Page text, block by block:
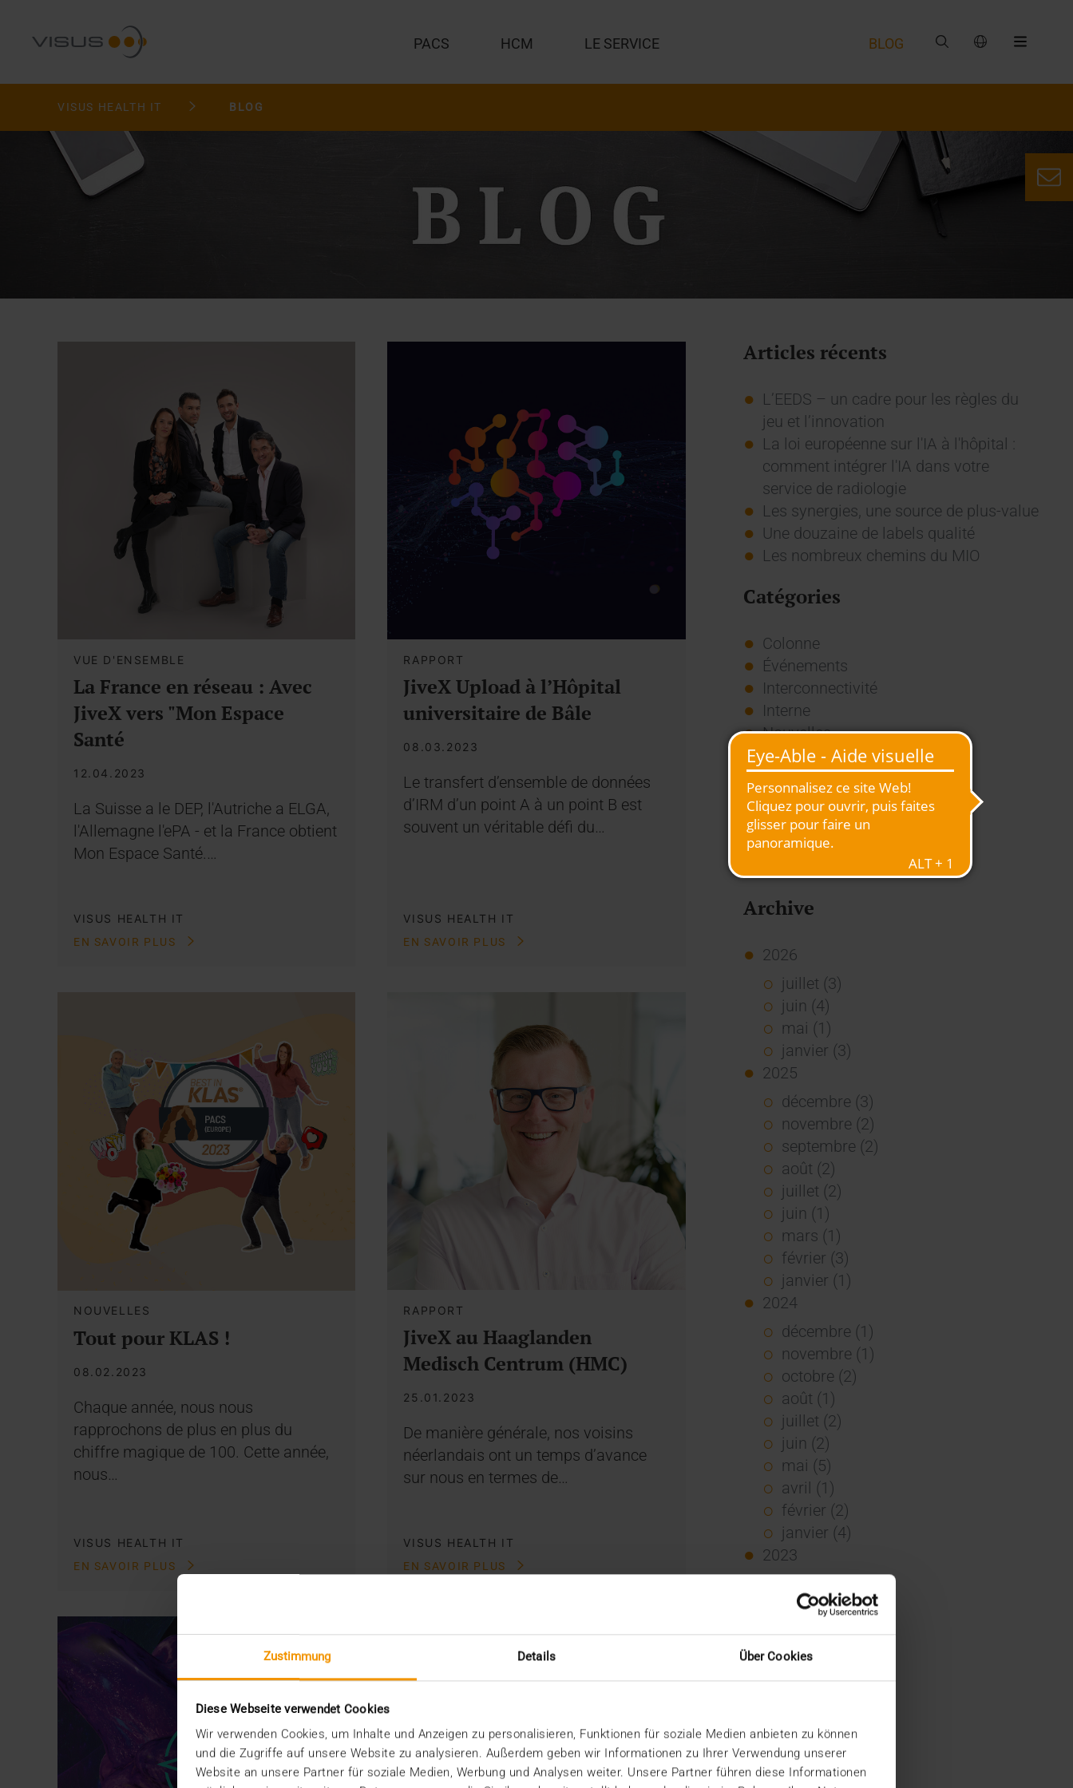
Zustimmung Details Über Cookies
Diese Webseite verwendet Cookies
Wir verwenden Cookies, um Inhalte und Anzeigen zu personalisieren, Funktionen für soziale Medien anbieten zu können
und die Zugriffe auf unsere Website zu analysieren. Außerdem geben wir Informationen zu Ihrer Verwendung unserer
Website an unsere Partner für soziale Medien, Werbung und Analysen weiter. Unsere Partner führen diese Informationen
PACS HCM LE SERVICE BLOG
VISUS HEALTH IT BLOG
VUE D'ENSEMBLE
La France en réseau : Avec
JiveX vers "Mon Espace
Santé
12.04.2023
La Suisse a le DEP, l'Autriche a ELGA,
l'Allemagne l'ePA - et la France obtient
Mon Espace Santé.…
VISUS HEALTH IT
EN SAVOIR PLUS
RAPPORT
JiveX Upload à l’Hôpital
universitaire de Bâle
08.03.2023
Le transfert d’ensemble de données
d’IRM d’un point A à un point B est
souvent un véritable défi du…
VISUS HEALTH IT
EN SAVOIR PLUS
NOUVELLES
Tout pour KLAS !
08.02.2023
Chaque année, nous nous
rapprochons de plus en plus du
chiffre magique de 100. Cette année,
nous…
VISUS HEALTH IT
EN SAVOIR PLUS
RAPPORT
JiveX au Haaglanden
Medisch Centrum (HMC)
25.01.2023
De manière générale, nos voisins
néerlandais ont un temps d’avance
sur nous en termes de…
VISUS HEALTH IT
EN SAVOIR PLUS
Articles récents
L’EEDS – un cadre pour les règles du
jeu et l’innovation
La loi européenne sur l'IA à l'hôpital :
comment intégrer l'IA dans votre
service de radiologie
Les synergies, une source de plus-value
Une douzaine de labels qualité
Les nombreux chemins du MIO
Catégories
Colonne
Événements
Interconnectivité
Interne
Nouvelles
Presse
Rapport
RSE
Stories
Usage des Standards
Archive
2026
juillet (3)
juin (4)
mai (1)
janvier (3)
2025
décembre (3)
novembre (2)
septembre (2)
août (2)
juillet (2)
juin (1)
mars (1)
février (3)
janvier (1)
2024
décembre (1)
novembre (1)
octobre (2)
août (1)
juillet (2)
juin (2)
mai (5)
avril (1)
février (2)
janvier (4)
2023
novembre (5)
août (1)
mars (1)
février (1)